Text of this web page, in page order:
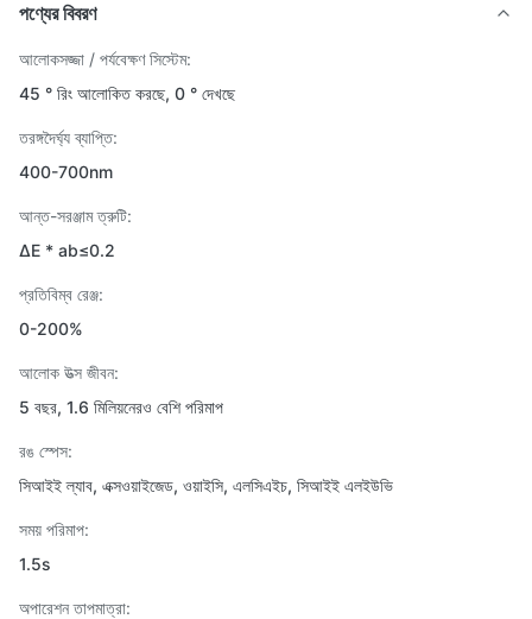
পণ্যের বিবরণ
আলোকসজ্জা / পর্যবেক্ষণ সিস্টেম:
45 ° রিং আলোকিত করছে, 0 ° দেখছে
তরঙ্গদৈর্ঘ্য ব্যাপ্তি:
400-700nm
আন্ত-সরঞ্জাম ত্রুটি:
ΔE * ab≤0.2
প্রতিবিম্ব রেঞ্জ:
0-200%
আলোক উত্স জীবন:
5 বছর, 1.6 মিলিয়নেরও বেশি পরিমাপ
রঙ স্পেস:
সিআইই ল্যাব, এক্সওয়াইজেড, ওয়াইসি, এলসিএইচ, সিআইই এলইউভি
সময় পরিমাপ:
1.5s
অপারেশন তাপমাত্রা: